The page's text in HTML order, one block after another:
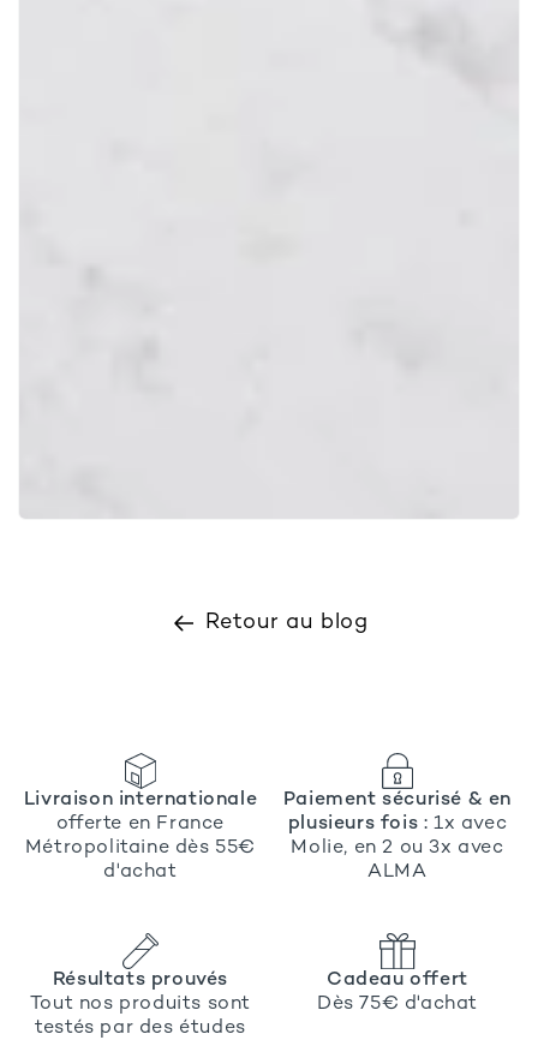
Retour au blog
Livraison internationale
offerte en France
Métropolitaine dès 55€
d'achat
Paiement sécurisé & en
plusieurs fois : 1x avec
Molie, en 2 ou 3x avec
ALMA
Résultats prouvés
Tout nos produits sont
testés par des études
Cadeau offert
Dès 75€ d'achat